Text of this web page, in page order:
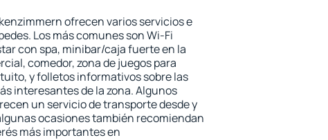
ofrecen varios servicios e
Los más comunes son Wi-Fi
con spa, minibar/caja fuerte en la
comedor, zona de juegos para
y folletos informativos sobre las
interesantes de la zona. Algunos
un servicio de transporte desde y
ocasiones también recomiendan
más importantes en